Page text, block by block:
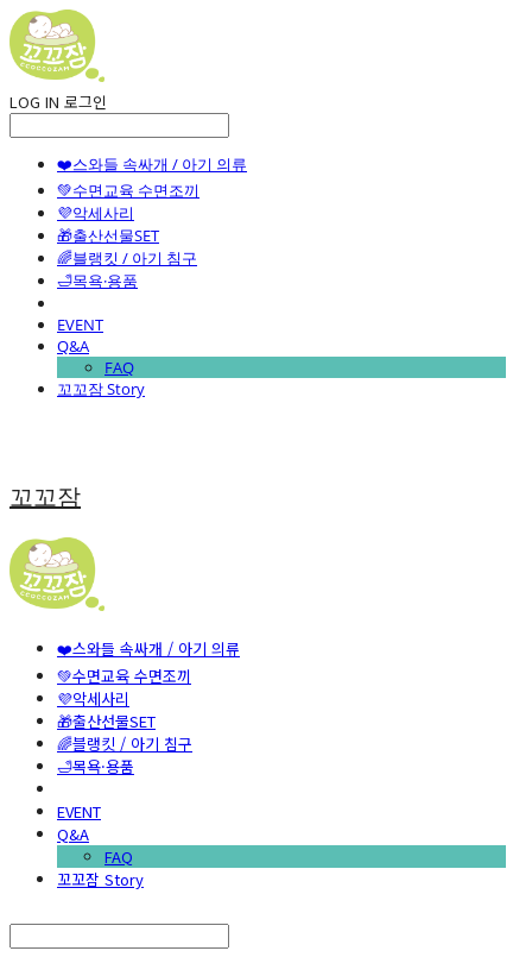
LOG IN 로그인
❤️스와들 속싸개 / 아기 의류
💚수면교육 수면조끼
💜악세사리
🎁출산선물SET
🌈블랭킷 / 아기 침구
🛁목욕·용품
EVENT
Q&A
FAQ
꼬꼬잠 Story
꼬꼬잠
❤️스와들 속싸개 / 아기 의류
💚수면교육 수면조끼
💜악세사리
🎁출산선물SET
🌈블랭킷 / 아기 침구
🛁목욕·용품
EVENT
Q&A
FAQ
꼬꼬잠 Story